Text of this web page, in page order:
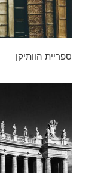
ספריית הוותיקן